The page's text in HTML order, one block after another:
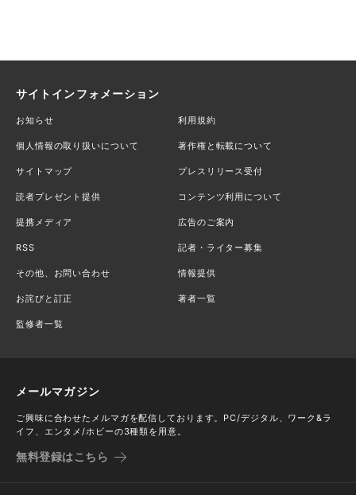
サイトインフォメーション
お知らせ 利用規約
個人情報の取り扱いについて 著作権と転載について
サイトマップ プレスリリース受付
読者プレゼント提供 コンテンツ利用について
提携メディア 広告のご案内
RSS 記者・ライター募集
その他、お問い合わせ 情報提供
お詫びと訂正 著者一覧
監修者一覧
メールマガジン
ご興味に合わせたメルマガを配信しております。PC/デジタル、ワーク&ラ
イフ、エンタメ/ホビーの3種類を用意。
無料登録はこちら